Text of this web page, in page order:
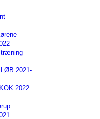
træning
2021-
2022